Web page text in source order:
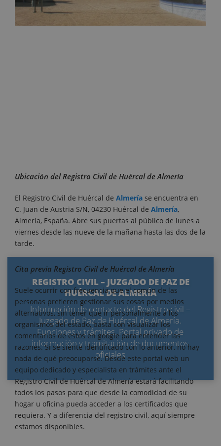
REGISTRO CIVIL – JUZGADO DE PAZ DE
HUÉRCAL DE ALMERÍA
Información de contacto del Registro civil –
Juzgado de Paz de Huércal de Almería.
Funciones y trámites. Portal privado de
información y tramitación de documentos
oficiales
Ubicación del Registro Civil de Huércal de Almería
El Registro Civil de Huércal de Almería se encuentra en
C. Juan de Austria S/N, 04230 Huércal de Almería,
Almería, España. Abre sus puertas al público de lunes a
viernes desde las nueve de la mañana hasta las dos de la
tarde.
Cita previa Registro Civil de Huércal de Almería
Suele ocurrir con frecuencia que el común de las
personas prefieren gestionar sus cosas por medios
alternativos, sin tener que ir personalmente a los
organismos del estado, basta con visualizar los
comentarios de estos en google para entender las
razones. Si se siente identificado con lo anterior, no hay
nada de qué preocuparse. Desde este portal web un
equipo dedicado y especialista en trámites ante el
Registro Civil de Huércal de Almería estará facilitando
todos los pasos para que desde la comodidad de su
hogar u oficina pueda acceder a los certificados que
requiera. Y a diferencia del registro civil, aquí siempre
estamos disponibles.